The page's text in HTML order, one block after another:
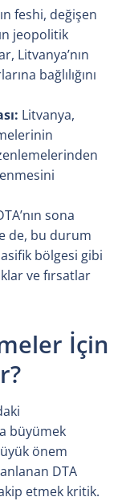
feshi, değişen
jeopolitik
Litvanya’nın
bağlılığını
Litvanya,
sona
de, bu durum
bölgesi gibi
ve fırsatlar
İçin
büyümek
önem
DTA
etmek kritik.